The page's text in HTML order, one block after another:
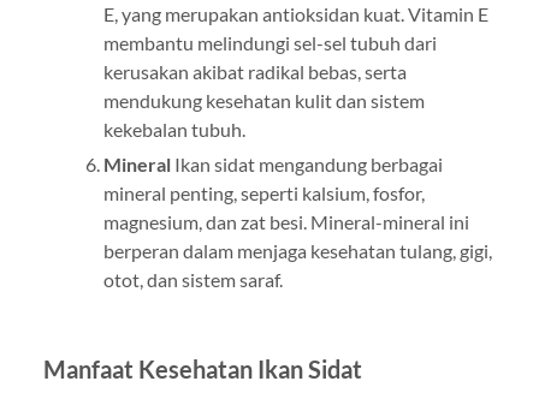
E, yang merupakan antioksidan kuat. Vitamin E
membantu melindungi sel-sel tubuh dari
kerusakan akibat radikal bebas, serta
mendukung kesehatan kulit dan sistem
kekebalan tubuh.
MineralIkan sidat mengandung berbagai
mineral penting, seperti kalsium, fosfor,
magnesium, dan zat besi. Mineral-mineral ini
berperan dalam menjaga kesehatan tulang, gigi,
otot, dan sistem saraf.
Manfaat Kesehatan Ikan Sidat